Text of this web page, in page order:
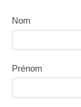
Nom
Prénom